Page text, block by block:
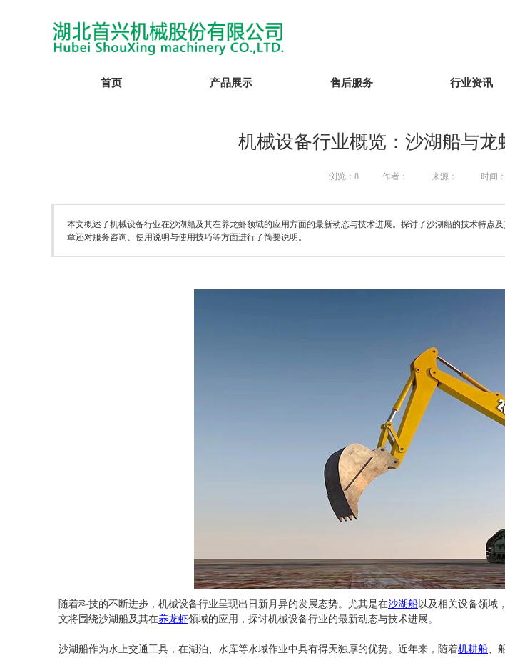
首页 产品展示 售后服务 行业资讯
机械设备行业概览：沙湖船与
浏览： 8 作者： 来源： 时间
本文概述了机械设备行业在沙湖船及其在养龙虾领域的应用方面的最新动态与技术进展。探讨了沙湖船的技术特
章还对服务咨询、使用说明与使用技巧等方面进行了简要说明。
随着科技的不断进步，机械设备行业呈现出日新月异的发展态势。尤其是在沙湖船以及相关设备领域
文将围绕沙湖船及其在养龙虾领域的应用，探讨机械设备行业的最新动态与技术进展。
沙湖船作为水上交通工具，在湖泊、水库等水域作业中具有得天独厚的优势。近年来，随着机耕船、